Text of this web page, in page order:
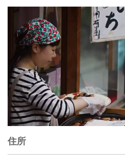
住所